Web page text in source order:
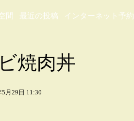
間 最近の投稿 インターネット予約
焼肉丼
5月29日 11:30